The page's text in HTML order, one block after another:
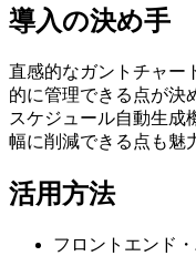
導入の決め手
直感的なガントチャー
的に管理できる点が決
スケジュール自動生成
幅に削減できる点も魅
活用方法
フロントエンド